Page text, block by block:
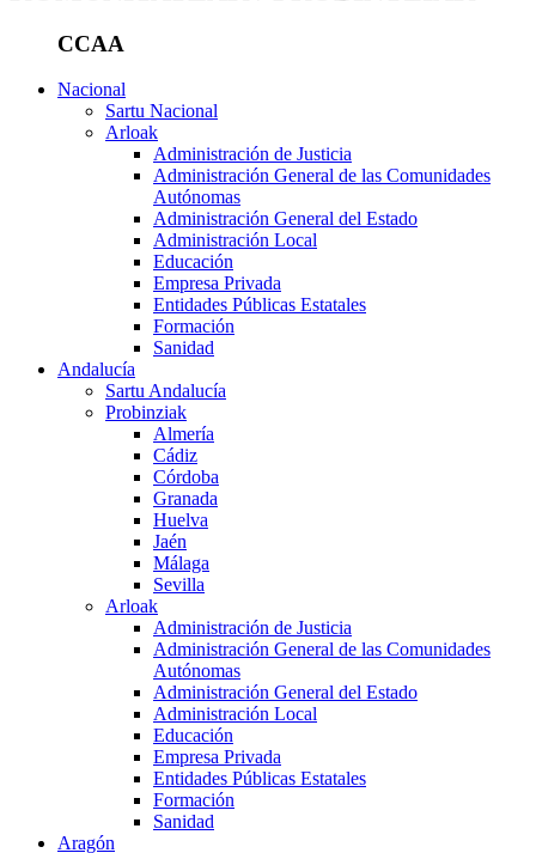
CCAA
Nacional
Sartu Nacional
Arloak
Administración de Justicia
Administración General de las Comunidades
Autónomas
Administración General del Estado
Administración Local
Educación
Empresa Privada
Entidades Públicas Estatales
Formación
Sanidad
Andalucía
Sartu Andalucía
Probinziak
Almería
Cádiz
Córdoba
Granada
Huelva
Jaén
Málaga
Sevilla
Arloak
Administración de Justicia
Administración General de las Comunidades
Autónomas
Administración General del Estado
Administración Local
Educación
Empresa Privada
Entidades Públicas Estatales
Formación
Sanidad
Aragón